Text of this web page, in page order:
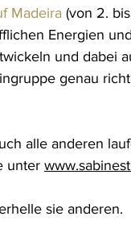
Madeira (von 2.
Energien
und dabei
genau
alle anderen
unter
sie anderen.